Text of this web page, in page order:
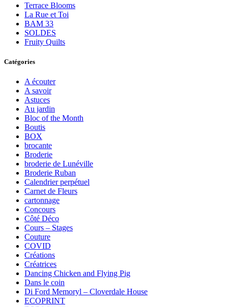
Terrace Blooms
La Rue et Toi
BAM 33
SOLDES
Fruity Quilts
Catégories
A écouter
A savoir
Astuces
Au jardin
Bloc of the Month
Boutis
BOX
brocante
Broderie
broderie de Lunéville
Broderie Ruban
Calendrier perpétuel
Carnet de Fleurs
cartonnage
Concours
Côté Déco
Cours – Stages
Couture
COVID
Créations
Créatrices
Dancing Chicken and Flying Pig
Dans le coin
Di Ford Memoryl – Cloverdale House
ECOPRINT